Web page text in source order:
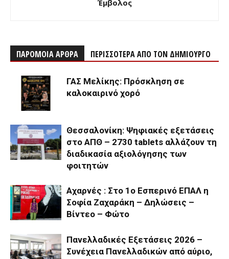
Έμβολος
ΠΑΡΟΜΟΙΑ ΑΡΘΡΑ ΠΕΡΙΣΣΟΤΕΡΑ ΑΠΟ ΤΟΝ ΔΗΜΙΟΥΡΓΟ
ΓΑΣ Μελίκης: Πρόσκληση σε
καλοκαιρινό χορό
Θεσσαλονίκη: Ψηφιακές εξετάσεις
στο ΑΠΘ – 2730 tablets αλλάζουν τη
διαδικασία αξιολόγησης των
φοιτητών
Αχαρνές : Στο 1ο Εσπερινό ΕΠΑΛ η
Σοφία Ζαχαράκη – Δηλώσεις –
Βίντεο – Φώτο
Πανελλαδικές Εξετάσεις 2026 –
Συνέχεια Πανελλαδικών από αύριο,